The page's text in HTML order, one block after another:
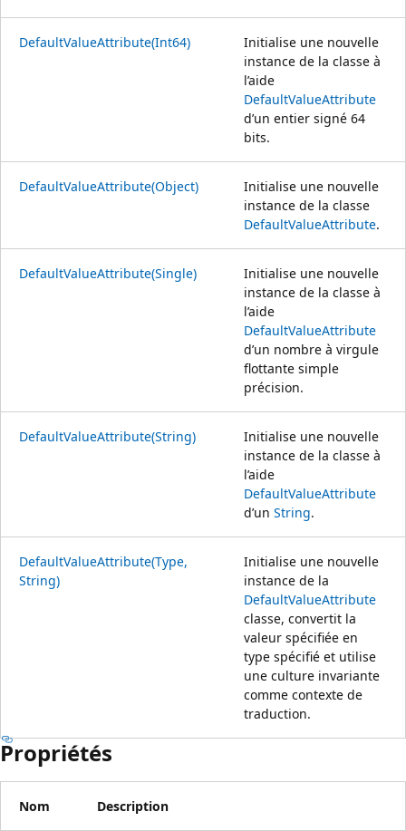
DefaultValueAttribute(Int64)
Initialise une nouvelle
instance de la classe à
l’aide
DefaultValueAttribute
d’un entier signé 64
bits.
DefaultValueAttribute(Object)
Initialise une nouvelle
instance de la classe
DefaultValueAttribute.
DefaultValueAttribute(Single)
Initialise une nouvelle
instance de la classe à
l’aide
DefaultValueAttribute
d’un nombre à virgule
flottante simple
précision.
DefaultValueAttribute(String)
Initialise une nouvelle
instance de la classe à
l’aide
DefaultValueAttribute
d’un String.
DefaultValueAttribute(Type,
String)
Initialise une nouvelle
instance de la
DefaultValueAttribute
classe, convertit la
valeur spécifiée en
type spécifié et utilise
une culture invariante
comme contexte de
traduction.
Propriétés
Nom Description